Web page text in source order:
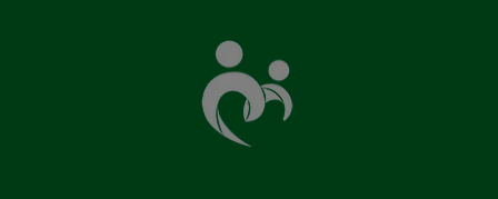
zaituen
Mutua